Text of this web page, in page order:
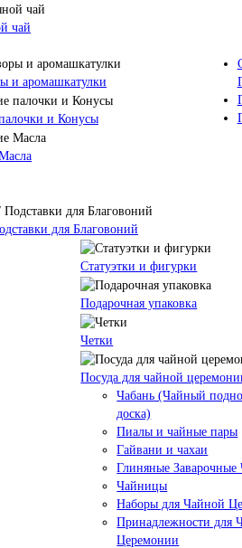
чай
и аромашкатулки
и Конусы
для Благовоний
Статуэтки и фигурки
Подарочная упаковка
Четки
Посуда для чайной
Чабань (Чайный
доска)
Пиалы и чайные пары
Гайвани и чахаи
Глиняные Заварочные
Чайницы
Наборы для Чайной
Принадлежности для
Церемонии